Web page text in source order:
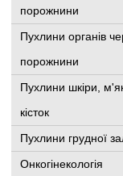
порожнини
Пухлини органів
порожнини
Пухлини шкіри,
кісток
Пухлини грудної
Онкогінекологія